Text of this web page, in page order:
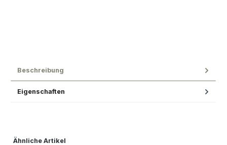
Beschreibung
Eigenschaften
Produktgalerie überspringen
Ähnliche Artikel